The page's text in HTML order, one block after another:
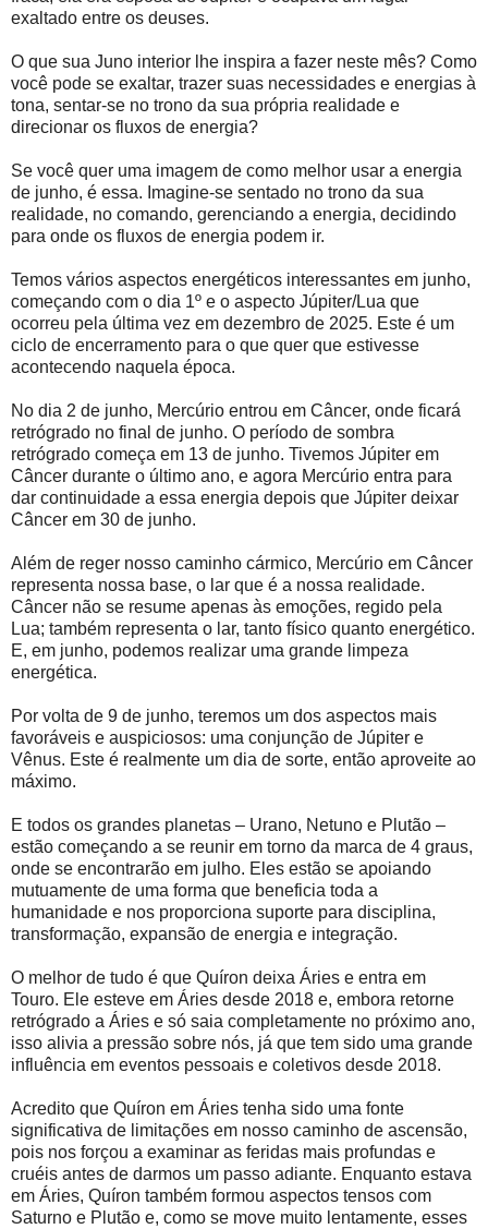
exaltado entre os deuses.
O que sua Juno interior lhe inspira a fazer neste mês? Como
você pode se exaltar, trazer suas necessidades e energias à
tona, sentar-se no trono da sua própria realidade e
direcionar os fluxos de energia?
Se você quer uma imagem de como melhor usar a energia
de junho, é essa. Imagine-se sentado no trono da sua
realidade, no comando, gerenciando a energia, decidindo
para onde os fluxos de energia podem ir.
Temos vários aspectos energéticos interessantes em junho,
começando com o dia 1º e o aspecto Júpiter/Lua que
ocorreu pela última vez em dezembro de 2025. Este é um
ciclo de encerramento para o que quer que estivesse
acontecendo naquela época.
No dia 2 de junho, Mercúrio entrou em Câncer, onde ficará
retrógrado no final de junho. O período de sombra
retrógrado começa em 13 de junho. Tivemos Júpiter em
Câncer durante o último ano, e agora Mercúrio entra para
dar continuidade a essa energia depois que Júpiter deixar
Câncer em 30 de junho.
Além de reger nosso caminho cármico, Mercúrio em Câncer
representa nossa base, o lar que é a nossa realidade.
Câncer não se resume apenas às emoções, regido pela
Lua; também representa o lar, tanto físico quanto energético.
E, em junho, podemos realizar uma grande limpeza
energética.
Por volta de 9 de junho, teremos um dos aspectos mais
favoráveis ​​e auspiciosos: uma conjunção de Júpiter e
Vênus. Este é realmente um dia de sorte, então aproveite ao
máximo.
E todos os grandes planetas – Urano, Netuno e Plutão –
estão começando a se reunir em torno da marca de 4 graus,
onde se encontrarão em julho. Eles estão se apoiando
mutuamente de uma forma que beneficia toda a
humanidade e nos proporciona suporte para disciplina,
transformação, expansão de energia e integração.
O melhor de tudo é que Quíron deixa Áries e entra em
Touro. Ele esteve em Áries desde 2018 e, embora retorne
retrógrado a Áries e só saia completamente no próximo ano,
isso alivia a pressão sobre nós, já que tem sido uma grande
influência em eventos pessoais e coletivos desde 2018.
Acredito que Quíron em Áries tenha sido uma fonte
significativa de limitações em nosso caminho de ascensão,
pois nos forçou a examinar as feridas mais profundas e
cruéis antes de darmos um passo adiante. Enquanto estava
em Áries, Quíron também formou aspectos tensos com
Saturno e Plutão e, como se move muito lentamente, esses